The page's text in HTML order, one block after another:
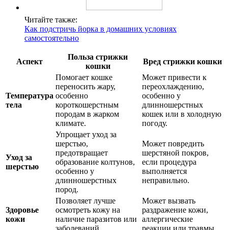
Читайте также:
Как подстричь йорка в домашних условиях
самостоятельно
Аспект
Польза стрижки
кошки
Вред стрижки кошки
Температура
тела
Помогает кошке
переносить жару,
особенно
короткошерстным
породам в жарком
климате.
Может привести к
переохлаждению,
особенно у
длинношерстных
кошек или в холодную
погоду.
Уход за
шерстью
Упрощает уход за
шерстью,
предотвращает
образование колтунов,
особенно у
длинношерстных
пород.
Может повредить
шерстяной покров,
если процедура
выполняется
неправильно.
Здоровье
кожи
Позволяет лучше
осмотреть кожу на
наличие паразитов или
заболеваний.
Может вызвать
раздражение кожи,
аллергические
реакции или травмы.